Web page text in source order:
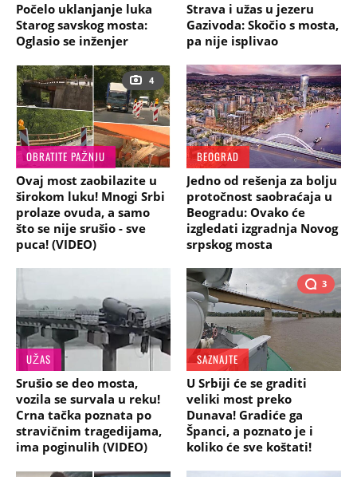
Počelo uklanjanje luka
Starog savskog mosta:
Oglasio se inženjer
Strava i užas u jezeru
Gazivoda: Skočio s mosta,
pa nije isplivao
4
OBRATITE PAŽNJU
Ovaj most zaobilazite u
širokom luku! Mnogi Srbi
prolaze ovuda, a samo
što se nije srušio - sve
puca! (VIDEO)
BEOGRAD
Jedno od rešenja za bolju
protočnost saobraćaja u
Beogradu: Ovako će
izgledati izgradnja Novog
srpskog mosta
UŽAS
Srušio se deo mosta,
vozila se survala u reku!
Crna tačka poznata po
stravičnim tragedijama,
ima poginulih (VIDEO)
3
SAZNAJTE
U Srbiji će se graditi
veliki most preko
Dunava! Gradiće ga
Španci, a poznato je i
koliko će sve koštati!